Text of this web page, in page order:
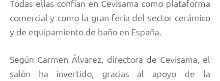
Todas ellas confían en Cevisama como plataforma
comercial y como la gran feria del sector cerámico
y de equipamiento de baño en España.
Según Carmen Álvarez, directora de Cevisama, el
salón ha invertido, gracias al apoyo de la